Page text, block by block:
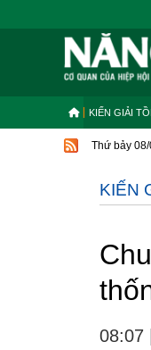
KIẾN GIẢI
Thứ bảy
KIẾN
08:07